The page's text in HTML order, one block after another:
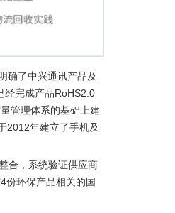
确了中兴通讯产品及
经完成产品RoHS2.0
管理体系的基础上建
2012年建立了手机及
合，系统验证供应商
份环保产品相关的国